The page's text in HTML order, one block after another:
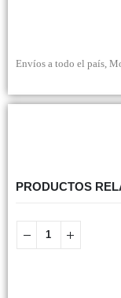
Envíos a todo el país,
PRODUCTOS